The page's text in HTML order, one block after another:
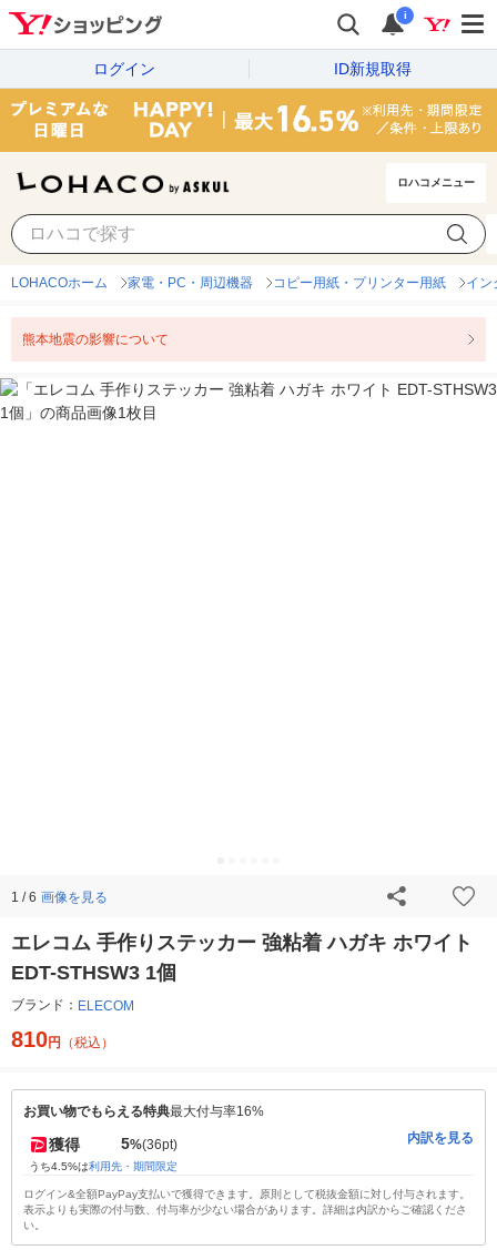
i
ログイン ID新規取得
ロハコメニュー
LOHACOホーム 家電・PC・周辺機器 コピー用紙・プリンター用紙 イン
熊本地震の影響について
1 / 6 画像を見る
エレコム 手作りステッカー 強粘着 ハガキ ホワイト
EDT-STHSW3 1個
ブランド： ELECOM
810円 （税込）
お買い物でもらえる特典最大付与率16%
獲得 5%(36pt)
うち4.5%は利用先・期間限定
内訳を見る
ログイン&全額PayPay支払いで獲得できます。原則として税抜金額に対し付与されます。
表示よりも実際の付与数、付与率が少ない場合があります。詳細は内訳からご確認くださ
い。